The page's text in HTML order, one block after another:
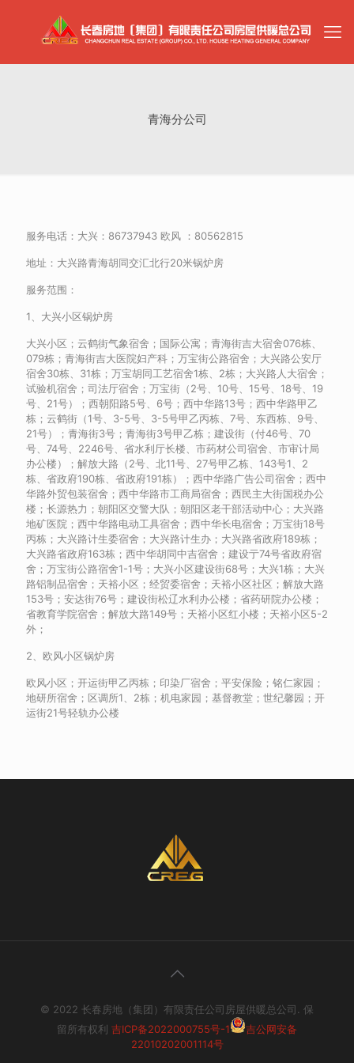
青海分公司
服务电话：大兴：86737943 欧风 ：80562815
地址：大兴路青海胡同交汇北行20米锅炉房
服务范围：
1、大兴小区锅炉房
大兴小区；云鹤街气象宿舍；国际公寓；青海街吉大宿舍076栋、
079栋；青海街吉大医院妇产科；万宝街公路宿舍；大兴路公安厅
宿舍30栋、31栋；万宝胡同工艺宿舍1栋、2栋；大兴路人大宿舍；
试验机宿舍；司法厅宿舍；万宝街（2号、10号、15号、18号、19
号、21号）；西朝阳路5号、6号；西中华路13号；西中华路甲乙
栋；云鹤街（1号、3-5号、3-5号甲乙丙栋、7号、东西栋、9号、
21号）；青海街3号；青海街3号甲乙栋；建设街（付46号、70
号、74号、2246号、省水利厅长楼、市药材公司宿舍、市审计局
办公楼）；解放大路（2号、北11号、27号甲乙栋、143号1、2
栋、省政府190栋、省政府191栋）；西中华路广告公司宿舍；西中
华路外贸包装宿舍；西中华路市工商局宿舍；西民主大街国税办公
楼；长源热力；朝阳区交警大队；朝阳区老干部活动中心；大兴路
地矿医院；西中华路电动工具宿舍；西中华长电宿舍；万宝街18号
丙栋；大兴路计生委宿舍；大兴路计生办；大兴路省政府189栋；
大兴路省政府163栋；西中华胡同中吉宿舍；建设亍74号省政府宿
舍；万宝街公路宿舍1-1号；大兴小区建设街68号；大兴1栋；大兴
路铝制品宿舍；天裕小区；经贸委宿舍；天裕小区社区；解放大路
153号；安达街76号；建设街松辽水利办公楼；省药研院办公楼；
省教育学院宿舍；解放大路149号；天裕小区红小楼；天裕小区5-2
外；
2、欧风小区锅炉房
欧风小区；开运街甲乙丙栋；印染厂宿舍；平安保险；铭仁家园；
地研所宿舍；区调所1、2栋；机电家园；基督教堂；世纪馨园；开
运街21号轻轨办公楼
© 2022 长春房地（集团）有限责任公司房屋供暖总公司. 保
留所有权利 吉ICP备2022000755号-1
吉公网安备
22010202001114号